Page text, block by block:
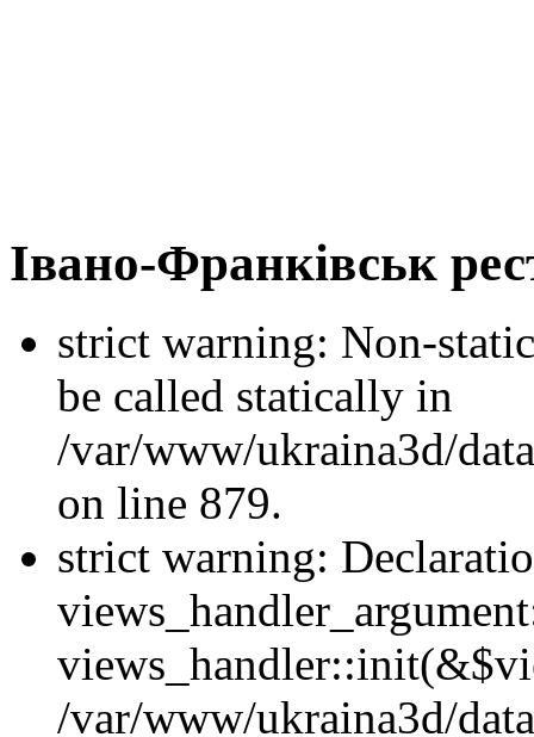
Івано-Франківськ
strict warning: Non-
be called statically in
/var/www/ukraina3d/
on line 879.
strict warning:
/var/www/ukraina3d/